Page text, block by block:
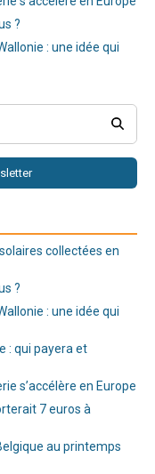
?
: une idée qui
collectées en
?
: une idée qui
: qui payera et
s’accélère en Europe
7 euros à
au printemps